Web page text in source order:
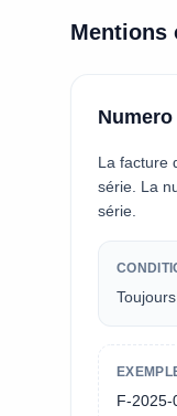
Mentions
La facture
série. La
série.
F-2025-